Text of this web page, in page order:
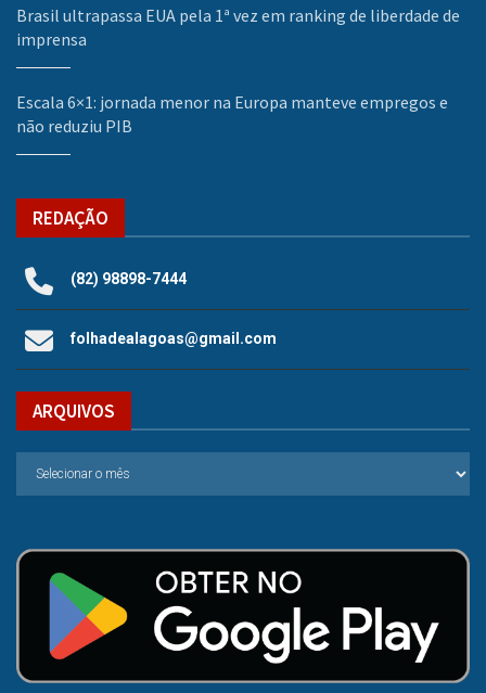
Brasil ultrapassa EUA pela 1ª vez em ranking de liberdade de
imprensa
Escala 6×1: jornada menor na Europa manteve empregos e
não reduziu PIB
REDAÇÃO
(82) 98898-7444
folhadealagoas@gmail.com
ARQUIVOS